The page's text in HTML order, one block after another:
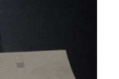
DETALLES